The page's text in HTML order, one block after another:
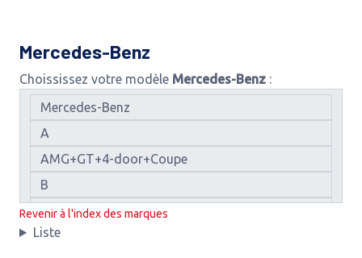
Mercedes-Benz
Choississez votre modèle Mercedes-Benz :
Revenir à l'index des marques
Liste